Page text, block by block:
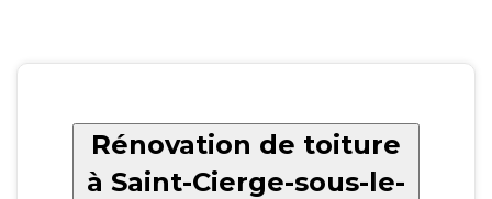
Rénovation de toiture
à Saint-Cierge-sous-le-